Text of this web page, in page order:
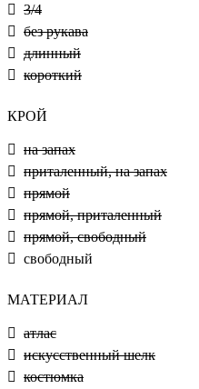
3/4
без рукава
длинный
короткий
КРОЙ
на запах
приталенный, на запах
прямой
прямой, приталенный
прямой, свободный
свободный
МАТЕРИАЛ
атлас
искусственный шелк
костюмка